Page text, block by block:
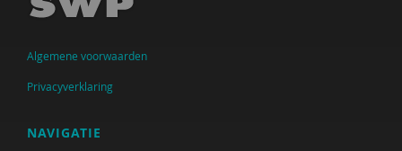
Krijn van Beek
Christien Begemann
Joop Belderok
Elena Bendien
Algemene voorwaarden
Privacyverklaring
NAVIGATIE